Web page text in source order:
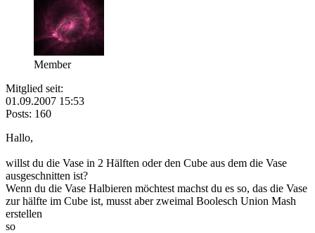
Member
Mitglied seit:
01.09.2007 15:53
Posts: 160
Hallo,
willst du die Vase in 2 Hälften oder den Cube aus dem die Vase
ausgeschnitten ist?
Wenn du die Vase Halbieren möchtest machst du es so, das die Vase
zur hälfte im Cube ist, musst aber zweimal Boolesch Union Mash
erstellen
so